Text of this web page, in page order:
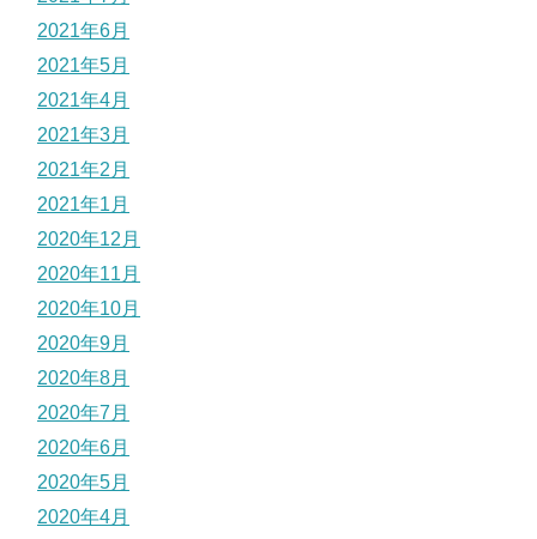
2021年6月
2021年5月
2021年4月
2021年3月
2021年2月
2021年1月
2020年12月
2020年11月
2020年10月
2020年9月
2020年8月
2020年7月
2020年6月
2020年5月
2020年4月